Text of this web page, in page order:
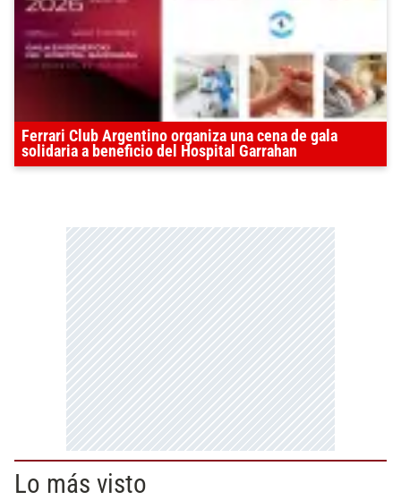
Ferrari Club Argentino organiza una cena de gala
solidaria a beneficio del Hospital Garrahan
Lo más visto